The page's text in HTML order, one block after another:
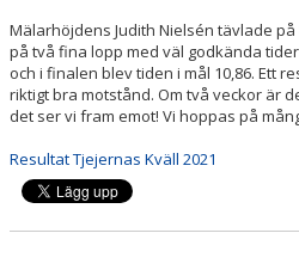
Mälarhöjdens Judith Nielsén tävlade
på två fina lopp med väl godkända
och i finalen blev tiden i mål 10,86. Ett
riktigt bra motstånd. Om två veckor är
det ser vi fram emot! Vi hoppas på
Resultat Tjejernas Kväll 2021